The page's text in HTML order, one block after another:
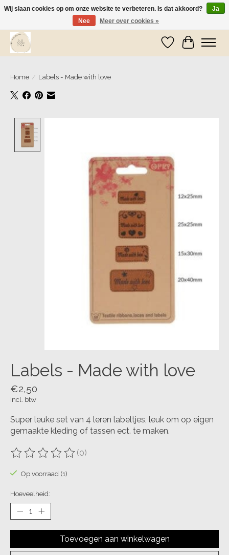
Wij zijn op vakantie! Vanaf zaterdag 9 mei worden er weer pakketjes verzonden
Verlanglijst
Home / Labels - Made with love
Labels - Made with love
€2,50
Incl. btw
Super leuke set van 4 leren labeltjes, leuk om op eigen
gemaakte kleding of tassen ect. te maken.
De beoordeling van dit product is
(0)
Op voorraad (1)
Hoeveelheid:
Toevoegen aan winkelwagen
Wij slaan cookies op om onze website te verbeteren. Is dat akkoord?
Ja
Nee
Meer over cookies »